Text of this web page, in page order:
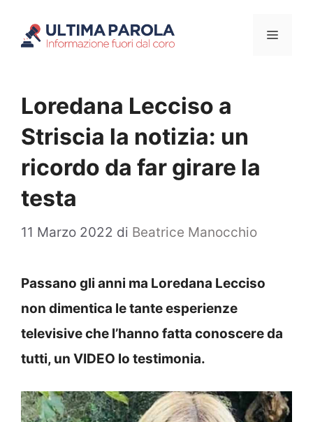
Menu
Loredana Lecciso a
Striscia la notizia: un
ricordo da far girare la
testa
11 Marzo 2022 di Beatrice Manocchio
Passano gli anni ma Loredana Lecciso
non dimentica le tante esperienze
televisive che l’hanno fatta conoscere da
tutti, un VIDEO lo testimonia.